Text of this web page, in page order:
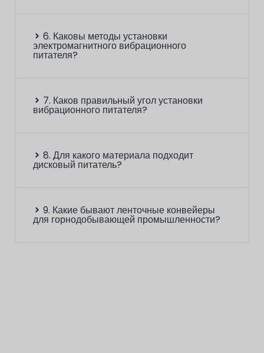
6. Каковы методы установки
электромагнитного вибрационного
питателя?
7. Каков правильный угол установки
вибрационного питателя?
8. Для какого материала подходит
дисковый питатель?
9. Какие бывают ленточные конвейеры
для горнодобывающей промышленности?